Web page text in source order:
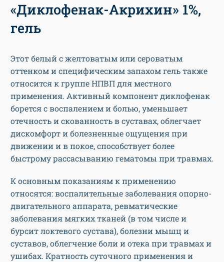
«Диклофенак-Акрихин» 1%,
гель
Этот белый с желтоватым или сероватым
оттенком и специфическим запахом гель также
относится к группе НПВП для местного
применения. Активный компонент диклофенак
борется с воспалением и болью, уменьшает
отечность и скованность в суставах, облегчает
дискомфорт и болезненные ощущения при
движении и в покое, способствует более
быстрому рассасыванию гематомы при травмах.
К основным показаниям к применению
относятся: воспалительные заболевания опорно-
двигательного аппарата, ревматические
заболевания мягких тканей (в том числе и
бурсит локтевого сустава), болезни мышц и
суставов, облегчение боли и отека при травмах и
ушибах. Кратность суточного применения и